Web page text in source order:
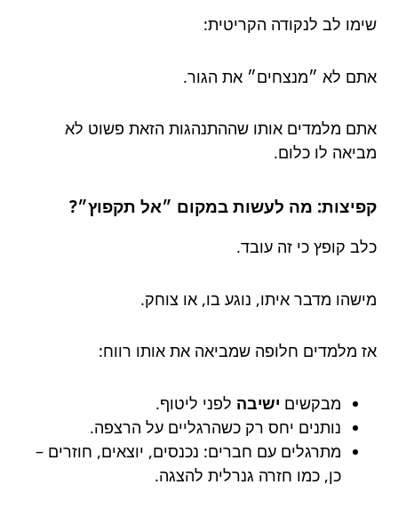
שימו לב לנקודה הקריטית:
אתם לא ״מנצחים״ את הגור.
אתם מלמדים אותו שההתנהגות הזאת פשוט לא
מביאה לו כלום.
קפיצות: מה לעשות במקום ״אל תקפוץ״?
כלב קופץ כי זה עובד.
מישהו מדבר איתו, נוגע בו, או צוחק.
אז מלמדים חלופה שמביאה את אותו רווח:
מבקשים ישיבה לפני ליטוף.
נותנים יחס רק כשהרגליים על הרצפה.
מתרגלים עם חברים: נכנסים, יוצאים, חוזרים –
כן, כמו חזרה גנרלית להצגה.